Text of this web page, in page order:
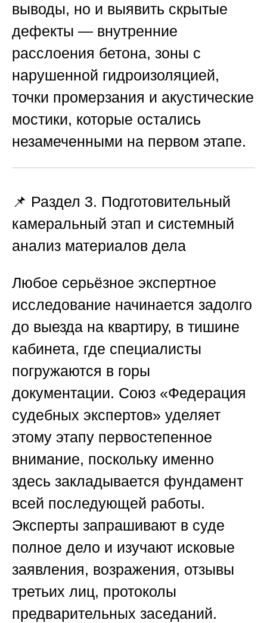
выводы, но и выявить скрытые
дефекты — внутренние
расслоения бетона, зоны с
нарушенной гидроизоляцией,
точки промерзания и акустические
мостики, которые остались
незамеченными на первом этапе.
📌 Раздел 3. Подготовительный
камеральный этап и системный
анализ материалов дела
Любое серьёзное экспертное
исследование начинается задолго
до выезда на квартиру, в тишине
кабинета, где специалисты
погружаются в горы
документации. Союз «Федерация
судебных экспертов» уделяет
этому этапу первостепенное
внимание, поскольку именно
здесь закладывается фундамент
всей последующей работы.
Эксперты запрашивают в суде
полное дело и изучают исковые
заявления, возражения, отзывы
третьих лиц, протоколы
предварительных заседаний.